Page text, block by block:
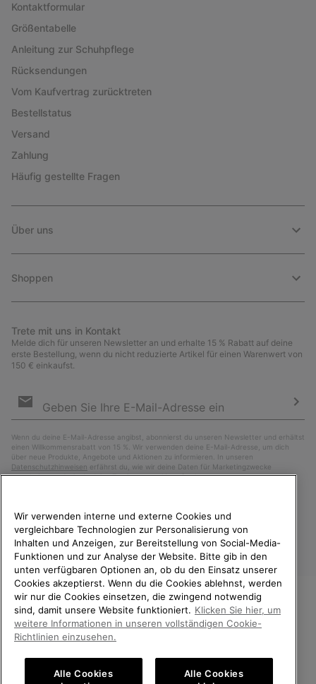
Kontaktformular
Größentabelle
Anleitung zur Schuhpflege
Rücksendungen
Vom Kaufvertrag zurücktreten
Bestellstatus
Versand
Zahlung
Häufig gestellte Fragen
Über uns
Shoppen
Trete mit uns in Kontakt
Melde dich für unseren Newsletter an und erhalte 15 % Rabatt auf deine
erste Bestellung, wenn du nicht reduzierte Artikel für einen Warenwert von
150 € einkaufst.
Anmeldung
Wenn du deine E-Mail-Adresse angibst, abonnierst du unseren Newsletter und erhältst
einen Willkommensrabatt von 15 %. Wir verwenden deine E-Mail-Adresse, um dich
über neue Produkte, Angebote und Aktionen zu informieren. In unseren
Datenschutzhinweisen erfährst du, wie wir deine Daten für Marketingzwecke
verarbeiten und wie du deine Zustimmung widerrufen kannst.
Deutschland
©2026SOREL. Alle Rechte vorbehalten.
Datenschutz Nutzungsbedingungen
Allgemeine Verkaufsbedingungen Garantiebestimmungen
WILLKOMMEN BEI SOREL.
BITTE WÄHLEN SIE IHR
LIEFERLAND.
Online-Einkauf verfügbar
Wir verwenden interne und externe Cookies und
vergleichbare Technologien zur Personalisierung von
Inhalten und Anzeigen, zur Bereitstellung von Social-Media-
Funktionen und zur Analyse der Website. Bitte gib in den
unten verfügbaren Optionen an, ob du den Einsatz unserer
Cookies akzeptierst. Wenn du die Cookies ablehnst, werden
wir nur die Cookies einsetzen, die zwingend notwendig
sind, damit unsere Website funktioniert. Klicken Sie hier, um
weitere Informationen in unseren vollständigen Cookie-
Richtlinien einzusehen.
Alle Cookies
Alle Cookies